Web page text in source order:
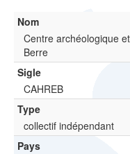
Nom
Centre archéologique
Berre
Sigle
CAHREB
Type
collectif indépendant
Pays